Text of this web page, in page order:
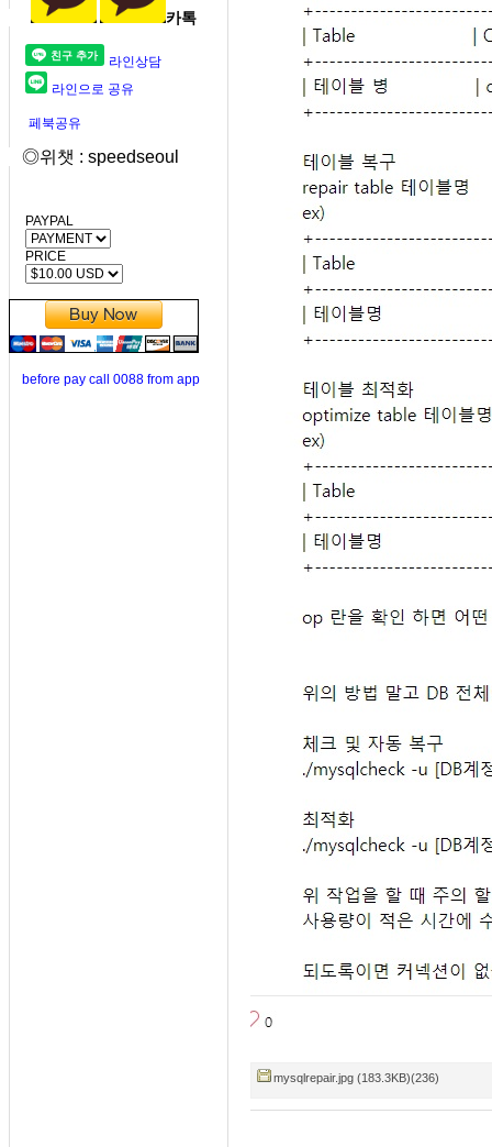
카톡
라인상담
라인으로 공유
페북공유
◎위챗 : speedseoul
PAYPAL
PRICE
before pay call 0088 from app
mysqlrepair.jpg (183.3KB)(236)